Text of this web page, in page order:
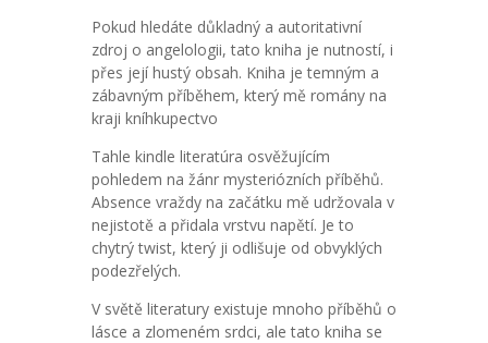
Pokud hledáte důkladný a autoritativní
zdroj o angelologii, tato kniha je nutností, i
přes její hustý obsah. Kniha je temným a
zábavným příběhem, který mě romány na
kraji kníhkupectvo
Tahle kindle literatúra osvěžujícím
pohledem na žánr mysteriózních příběhů.
Absence vraždy na začátku mě udržovala v
nejistotě a přidala vrstvu napětí. Je to
chytrý twist, který ji odlišuje od obvyklých
podezřelých.
V světě literatury existuje mnoho příběhů o
lásce a zlomeném srdci, ale tato kniha se